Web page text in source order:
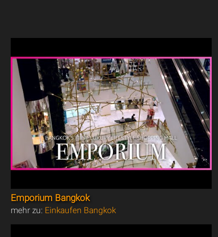
Emporium Bangkok
mehr zu: Einkaufen Bangkok